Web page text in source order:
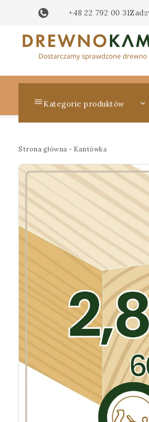
+48 22 792 00 31
Kategorie produktów
Strona główna - Kantówka